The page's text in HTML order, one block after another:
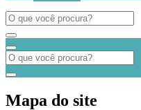
Mapa do site